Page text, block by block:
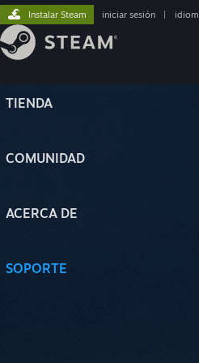
TIENDA
COMUNIDAD
ACERCA DE
SOPORTE
Instalar Steam iniciar sesión